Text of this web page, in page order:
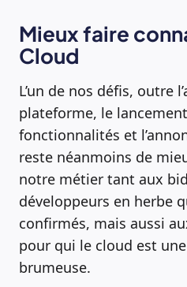
Mieux faire
Cloud
L’un de nos défis, outre
plateforme, le
fonctionnalités et
reste néanmoins de
notre métier tant aux
développeurs en herbe
confirmés, mais aussi
pour qui le cloud est
brumeuse.